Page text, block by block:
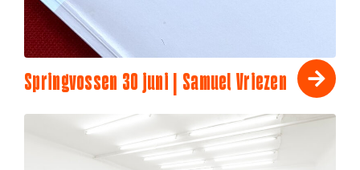
Springvossen 30 juni | Samuel Vriezen